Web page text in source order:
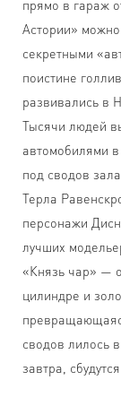
прямо в гараж
Астории»
секретными
поистине
развивались в
Тысячи людей
автомобилями
под сводов
Терла
персонажи
лучших
«Князь чар» —
цилиндре и
сводов лилось
завтра,